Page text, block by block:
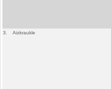
3. Aizkraukle